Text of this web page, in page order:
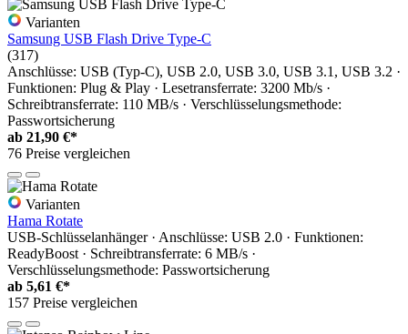
Varianten
Samsung USB Flash Drive Type-C
(317)
Anschlüsse: USB (Typ-C), USB 2.0, USB 3.0, USB 3.1, USB 3.2 ·
Funktionen: Plug & Play · Lesetransferrate: 3200 Mb/s ·
Schreibtransferrate: 110 MB/s · Verschlüsselungsmethode:
Passwortsicherung
ab 21,90 €*
76 Preise vergleichen
Varianten
Hama Rotate
USB-Schlüsselanhänger · Anschlüsse: USB 2.0 · Funktionen:
ReadyBoost · Schreibtransferrate: 6 MB/s ·
Verschlüsselungsmethode: Passwortsicherung
ab 5,61 €*
157 Preise vergleichen